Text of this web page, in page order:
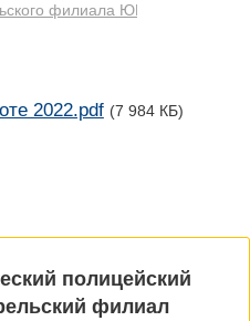
филиала ЮПК
2022.pdf (7 984 КБ)
полицейский
филиал